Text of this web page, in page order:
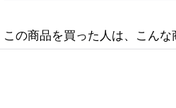
この商品を買った人は、こん